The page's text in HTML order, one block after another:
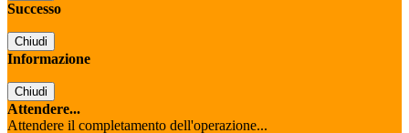
Successo
Chiudi
Informazione
Chiudi
Attendere...
Attendere il completamento dell'operazione...